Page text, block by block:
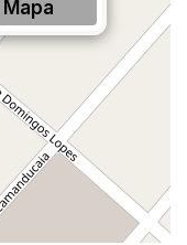
Mapa